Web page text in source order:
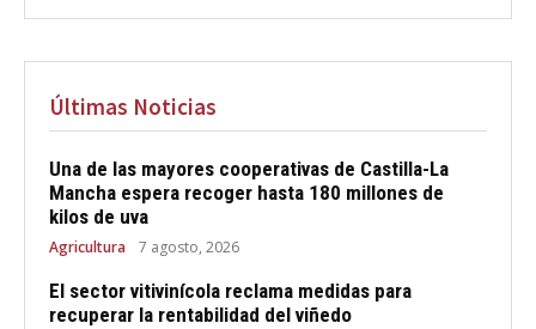
Últimas Noticias
Una de las mayores cooperativas de Castilla-La
Mancha espera recoger hasta 180 millones de
kilos de uva
Agricultura 7 agosto, 2026
El sector vitivinícola reclama medidas para
recuperar la rentabilidad del viñedo